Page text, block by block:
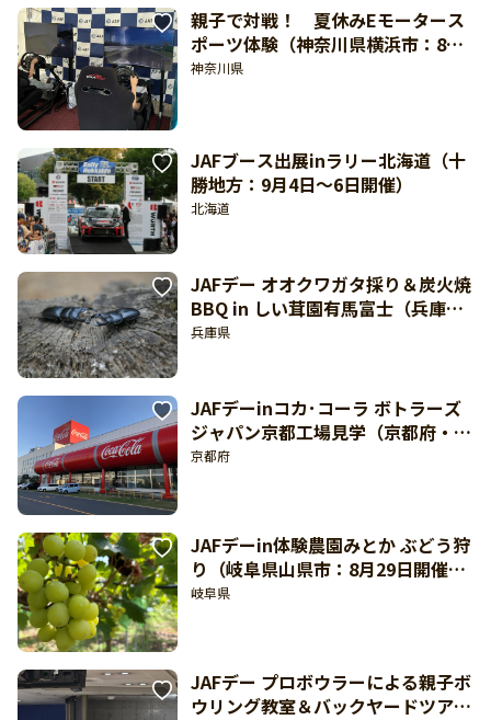
親子で対戦！ 夏休みEモータース
ポーツ体験（神奈川県横浜市：8月
22日開催）
神奈川県
JAFブース出展inラリー北海道（十
勝地方：9月4日～6日開催）
北海道
JAFデー オオクワガタ採り＆炭火焼
BBQ in しい茸園有馬富士（兵庫
県・しい茸園 有馬富士：8月22日開
兵庫県
JAFデーinコカ･コーラ ボトラーズ
ジャパン京都工場見学（京都府・京
都工場見学施設：8月29日開催）
京都府
JAFデーin体験農園みとか ぶどう狩
り（岐阜県山県市：8月29日開催）
【東海北陸 どきどき】
岐阜県
JAFデー プロボウラーによる親子ボ
ウリング教室＆バックヤードツアー